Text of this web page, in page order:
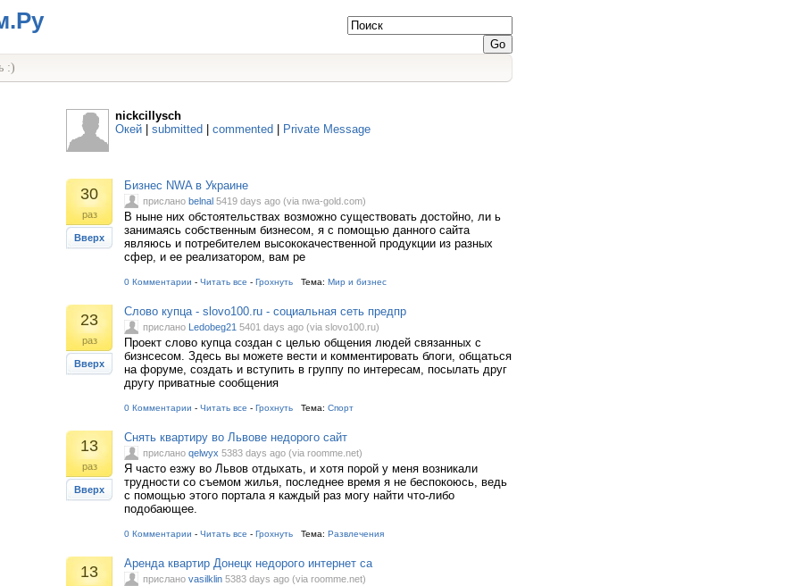
:)
nickcillysch
Окей
submitted commented Private Message
30
раз
Вверх
Бизнес NWA в Украине
прислано belnal 5419 days ago (via nwa-gold.com)
В ныне них обстоятельствах возможно существовать достойно, ли ь
занимаясь собственным бизнесом, я с помощью данного сайта
являюсь и потребителем высококачественной продукции из разных
сфер, и ее реализатором, вам ре
0 Комментарии - Читать все - Грохнуть Тема: Мир и бизнес
23
раз
Вверх
Слово купца - slovo100.ru - социальная сеть предпр
прислано Ledobeg21 5401 days ago (via slovo100.ru)
Проект слово купца создан с целью общения людей связанных с
бизнсесом. Здесь вы можете вести и комментировать блоги, общаться
на форуме, создать и вступить в группу по интересам, посылать друг
другу приватные сообщения
0 Комментарии - Читать все - Грохнуть Тема: Спорт
13
раз
Вверх
Снять квартиру во Львове недорого сайт
прислано qelwyx 5383 days ago (via roomme.net)
Я часто езжу во Львов отдыхать, и хотя порой у меня возникали
трудности со съемом жилья, последнее время я не беспокоюсь, ведь
с помощью этого портала я каждый раз могу найти что-либо
подобающее.
0 Комментарии - Читать все - Грохнуть Тема: Развлечения
13 Аренда квартир Донецк недорого интернет са
прислано vasilklin 5383 days ago (via roomme.net)